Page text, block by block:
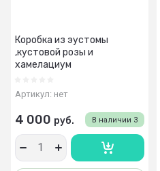
Коробка из эустомы
,кустовой розы и
хамелациум
Артикул: нет
В наличии 3
4 000 руб.